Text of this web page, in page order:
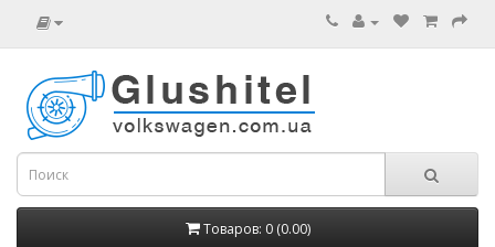
Товаров: 0 (0.00)